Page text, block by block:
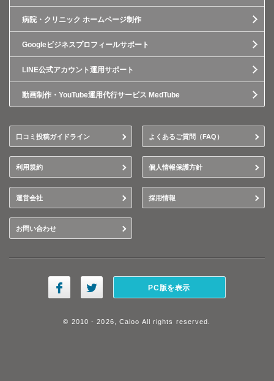
病院・クリニック ホームページ制作
Googleビジネスプロフィールサポート
LINE公式アカウント運用サポート
動画制作・YouTube運用代行サービス MedTube
口コミ投稿ガイドライン よくあるご質問（FAQ）
利用規約 個人情報保護方針
運営会社 採用情報
お問い合わせ
PC版を表示
© 2010 - 2026, Caloo All rights reserved.